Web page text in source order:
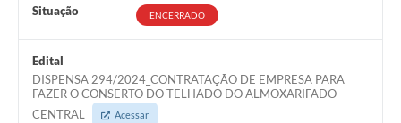
Situação ENCERRADO
Edital
DISPENSA 294/2024_CONTRATAÇÃO DE EMPRESA PARA
FAZER O CONSERTO DO TELHADO DO ALMOXARIFADO
CENTRAL
Acessar